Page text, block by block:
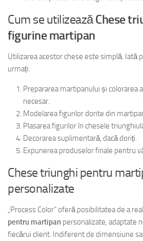
Cum se utilizeazăChese
figurine martipan
Utilizarea acestor chese este simplă. Iată
urmați:
Prepararea martipanului și colorarea
necesar.
Modelarea figurilor dorite din
Plasarea figurilor în chesele
Decorarea suplimentară, dacă doriți.
Expunerea produselor finale pentru
Chese triunghi pentru
personalizate
„Process Color” oferă posibilitatea de a
pentru martipan personalizate, adaptate
fiecărui client. Indiferent de dimensiune